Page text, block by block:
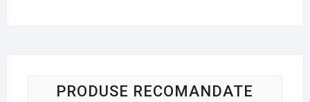
PRODUSE RECOMANDATE